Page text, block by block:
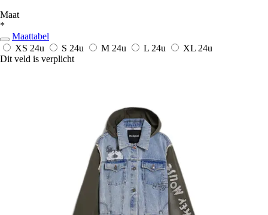
Maat
*
Maattabel
XS 24u S 24u M 24u L 24u XL 24u
Dit veld is verplicht